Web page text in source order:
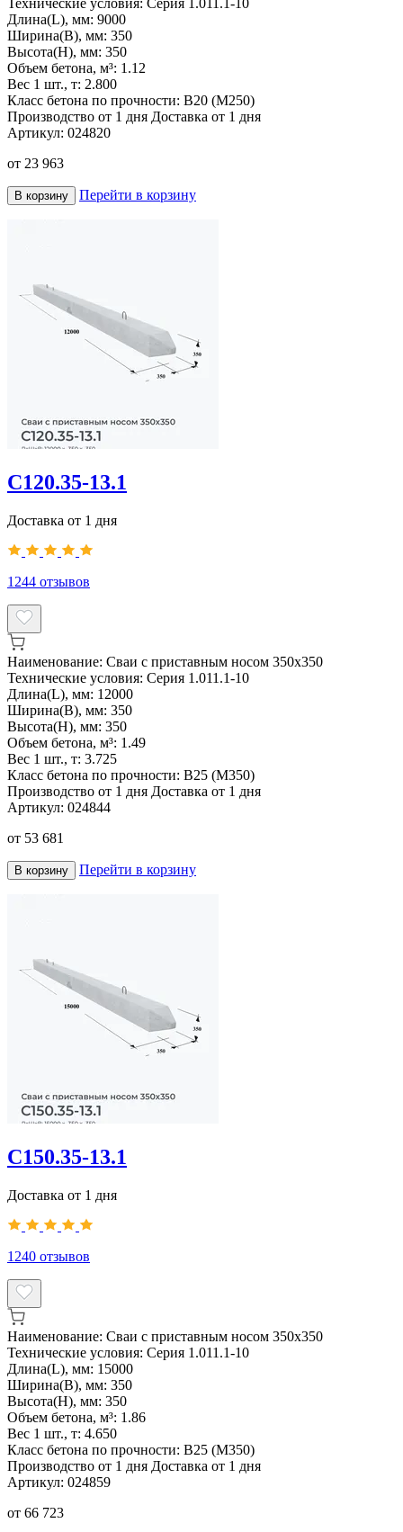
Технические условия: Серия 1.011.1-10
Длина(L), мм: 9000
Ширина(B), мм: 350
Высота(H), мм: 350
Объем бетона, м³: 1.12
Вес 1 шт., т: 2.800
Класс бетона по прочности: B20 (М250)
Производство от 1 дня Доставка от 1 дня
Артикул: 024820
от 23 963
В корзину Перейти в корзину
С120.35-13.1
Доставка от 1 дня
1244 отзывов
Наименование: Сваи с приставным носом 350х350
Технические условия: Серия 1.011.1-10
Длина(L), мм: 12000
Ширина(B), мм: 350
Высота(H), мм: 350
Объем бетона, м³: 1.49
Вес 1 шт., т: 3.725
Класс бетона по прочности: В25 (М350)
Производство от 1 дня Доставка от 1 дня
Артикул: 024844
от 53 681
В корзину Перейти в корзину
С150.35-13.1
Доставка от 1 дня
1240 отзывов
Наименование: Сваи с приставным носом 350х350
Технические условия: Серия 1.011.1-10
Длина(L), мм: 15000
Ширина(B), мм: 350
Высота(H), мм: 350
Объем бетона, м³: 1.86
Вес 1 шт., т: 4.650
Класс бетона по прочности: В25 (М350)
Производство от 1 дня Доставка от 1 дня
Артикул: 024859
от 66 723